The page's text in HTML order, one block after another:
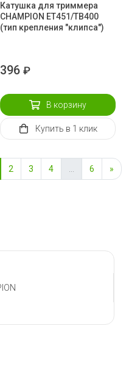
Катушка для триммера
CHAMPION ET451/TB400
(тип крепления "клипса")
396₽
В корзину
Купить в 1 клик
2 3 4 ... 6 »